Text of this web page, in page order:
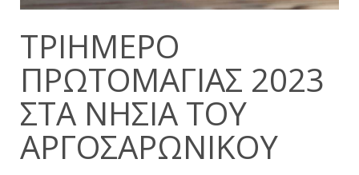
ΤΡΙΉΜΕΡΟ
ΠΡΩΤΟΜΑΓΙΆΣ 2023
ΣΤΑ ΝΗΣΙΆ ΤΟΥ
ΑΡΓΟΣΑΡΩΝΙΚΟΎ